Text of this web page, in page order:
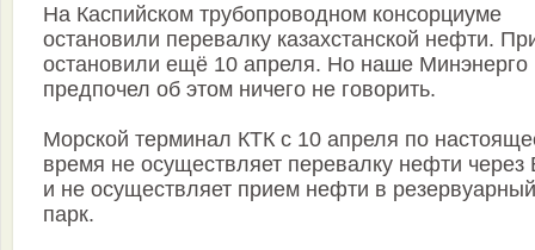
На Каспийском трубопроводном консорциуме
остановили перевалку казахстанской нефти.
остановили ещё 10 апреля. Но наше Минэнерго
предпочел об этом ничего не говорить.
Морской терминал КТК с 10 апреля по
время не осуществляет перевалку нефти
и не осуществляет прием нефти в резервуарный
парк.